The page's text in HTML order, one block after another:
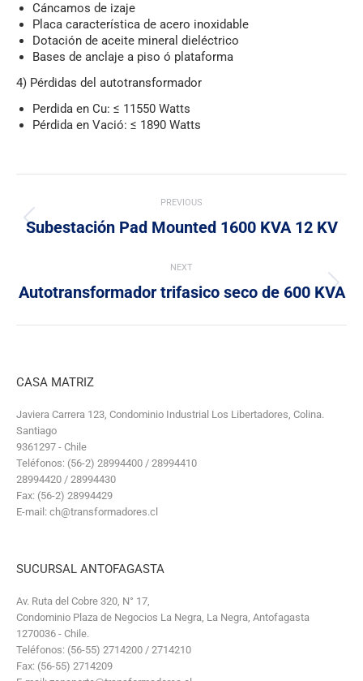
Cáncamos de izaje
Placa característica de acero inoxidable
Dotación de aceite mineral dieléctrico
Bases de anclaje a piso ó plataforma
4) Pérdidas del autotransformador
Perdida en Cu: ≤ 11550 Watts
Pérdida en Vació: ≤ 1890 Watts
navigation
PREVIOUS
Previous
Subestación Pad Mounted 1600 KVA 12 KV
NEXT
Next
Autotransformador trifasico seco de 600 KVA
CASA MATRIZ
Javiera Carrera 123, Condominio Industrial Los Libertadores, Colina.
Santiago
9361297 - Chile
Teléfonos: (56-2) 28994400 / 28994410
28994420 / 28994430
Fax: (56-2) 28994429
E-mail: ch@transformadores.cl
SUCURSAL ANTOFAGASTA
Av. Ruta del Cobre 320, N° 17,
Condominio Plaza de Negocios La Negra, La Negra, Antofagasta
1270036 - Chile.
Teléfonos: (56-55) 2714200 / 2714210
Fax: (56-55) 2714209